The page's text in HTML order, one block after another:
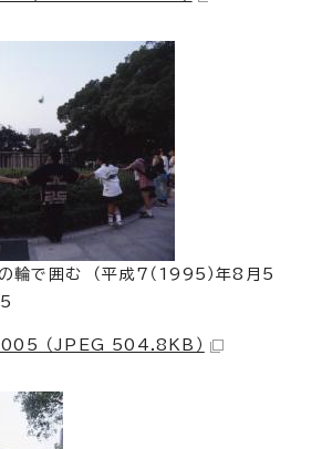
輪で囲む （平成7（1995）年8月5
（JPEG 504.8KB）